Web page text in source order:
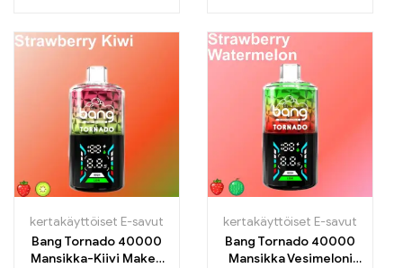
mintusta
kertakäyttöiset E-savut
Bang Tornado 40000
Mansikka-Kiivi Makea
kertakäyttöiset E-savut
Bang Tornado 40000
Mansikka Vesimeloni